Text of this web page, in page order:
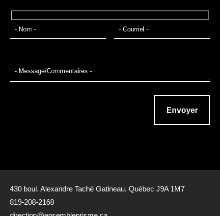
430 boul. Alexandre Taché Gatineau, Québec J9A 1M7
819-208-2168